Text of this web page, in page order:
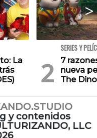
La
SERIES Y
7
nueva
The
y contenidos
LLC